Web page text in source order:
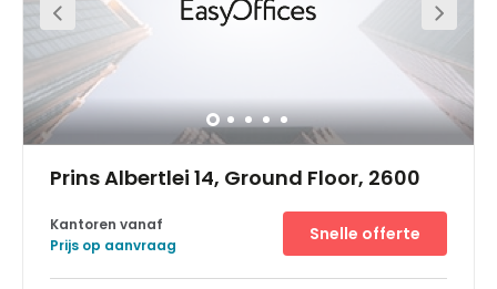
Prins Albertlei 14, Ground Floor, 2600
Kantoren vanaf
Prijs op aanvraag
Snelle offerte